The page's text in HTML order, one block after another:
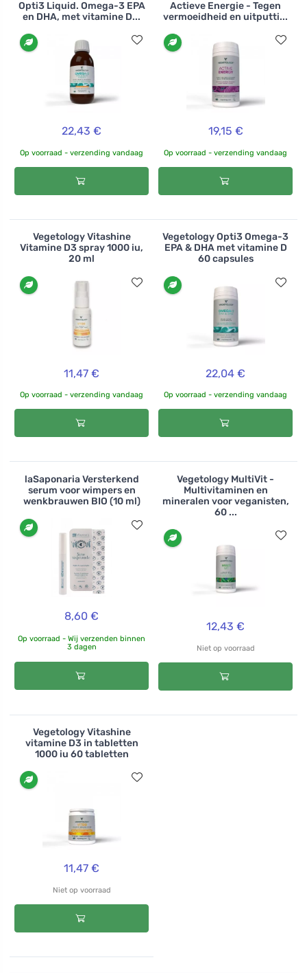
Opti3 Liquid. Omega-3 EPA
en DHA, met vitamine D...
22,43 €
Op voorraad - verzending vandaag
Actieve Energie - Tegen
vermoeidheid en uitputti...
19,15 €
Op voorraad - verzending vandaag
Vegetology Vitashine
Vitamine D3 spray 1000 iu,
20 ml
11,47 €
Op voorraad - verzending vandaag
Vegetology Opti3 Omega-3
EPA & DHA met vitamine D
60 capsules
22,04 €
Op voorraad - verzending vandaag
laSaponaria Versterkend
serum voor wimpers en
wenkbrauwen BIO (10 ml)
8,60 €
Op voorraad - Wij verzenden binnen
3 dagen
Vegetology MultiVit -
Multivitaminen en
mineralen voor veganisten,
60 ...
12,43 €
Niet op voorraad
Vegetology Vitashine
vitamine D3 in tabletten
1000 iu 60 tabletten
11,47 €
Niet op voorraad